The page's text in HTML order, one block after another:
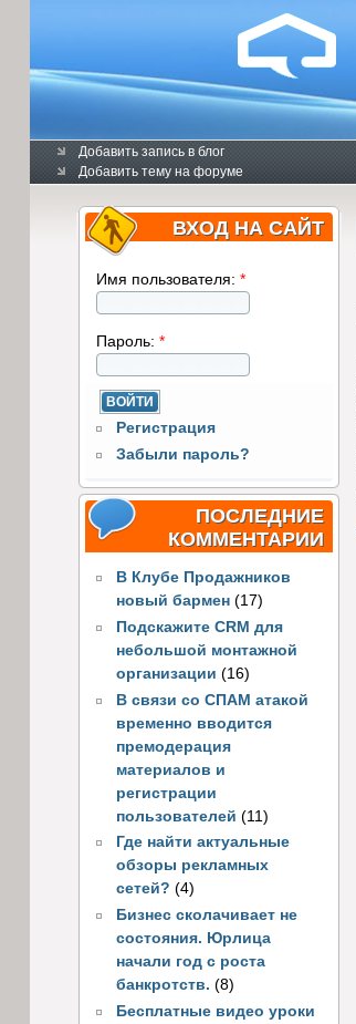
Добавить запись в блог
Добавить тему на форуме
ВХОД НА САЙТ
Имя пользователя: *
Пароль: *
Регистрация
Забыли пароль?
ПОСЛЕДНИЕ
КОММЕНТАРИИ
В Клубе Продажников
новый бармен (17)
Подскажите CRM для
небольшой монтажной
организации (16)
В связи со СПАМ атакой
временно вводится
премодерация
материалов и
регистрации
пользователей (11)
Где найти актуальные
обзоры рекламных
сетей? (4)
Бизнес сколачивает не
состояния. Юрлица
начали год с роста
банкротств. (8)
Бесплатные видео уроки